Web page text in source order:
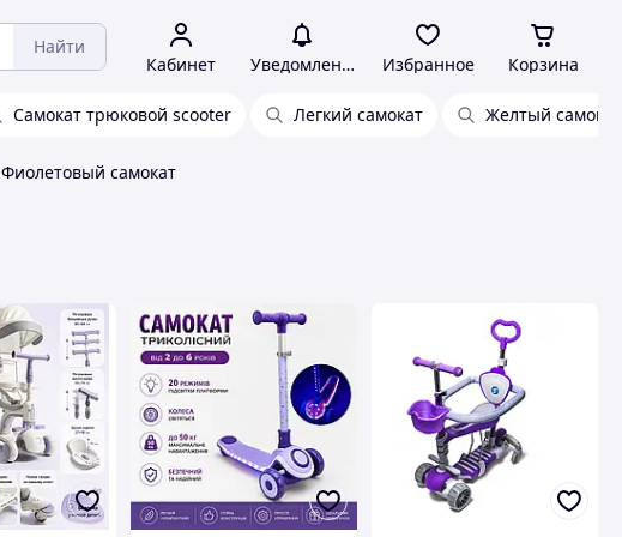
Найти
Кабинет Уведомления Избранное Корзина
Самокат трюковой scooter Легкий самокат Желтый самокат
Фиолетовый самокат